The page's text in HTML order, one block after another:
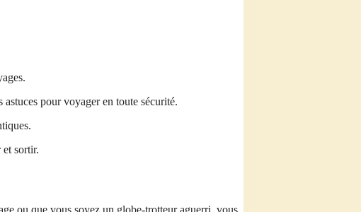
pour voyager en toute sécurité.
et sortir.
ou que vous soyez un globe-trotteur aguerri, vous